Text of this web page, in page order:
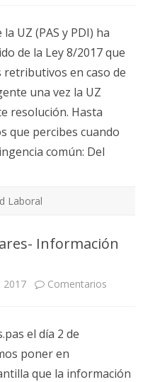
UZ (PAS y PDI) ha
de la Ley 8/2017 que
retributivos en caso de
una vez la UZ
resolución. Hasta
que percibes cuando
común: Del
Laboral
Información
2017 Comentarios
el día 2 de
poner en
que la información